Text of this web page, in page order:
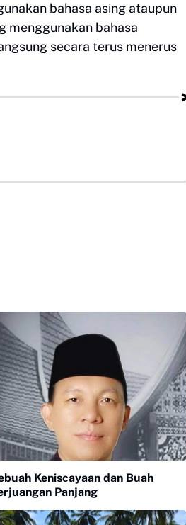
bahasa asing ataupun
menggunakan bahasa
secara terus menerus
Keniscayaan dan Buah
Panjang